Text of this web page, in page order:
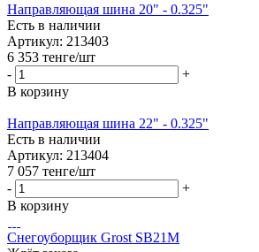
Направляющая шина 20" - 0.325"
Есть в наличии
Артикул: 213403
6 353 тенге/шт
-
+
В корзину
Направляющая шина 22" - 0.325"
Есть в наличии
Артикул: 213404
7 057 тенге/шт
-
+
В корзину
Снегоуборщик Grost SB21M